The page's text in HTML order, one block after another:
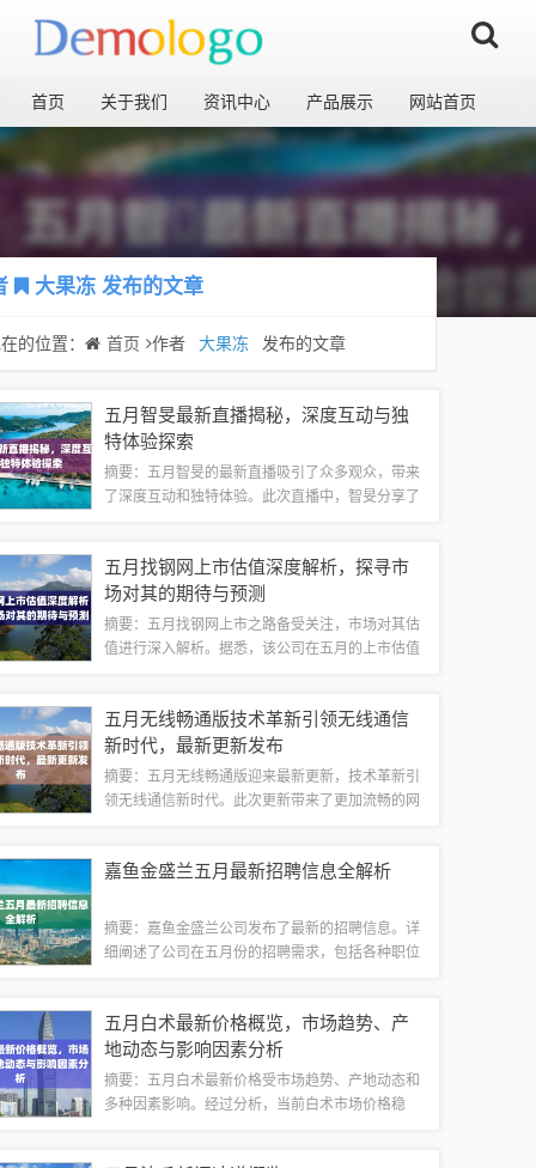
首页 关于我们 资讯中心 产品展示 网站首页
大果冻发布的文章
的位置： 首页 作者 大果冻 发布的文章
五月智旻最新直播揭秘，深度互动与独
特体验探索
摘要：五月智旻的最新直播吸引了众多观众，带来
了深度互动和独特体验。此次直播中，智旻分享了
以了解最新的资讯和动态，还能感受到独特的...
五月找钢网上市估值深度解析，探寻市
场对其的期待与预测
摘要：五月找钢网上市之路备受关注，市场对其估
值进行深入解析。据悉，该公司在五月的上市估值
行业中的地位，以揭示其上市估值的背后原因...
五月无线畅通版技术革新引领无线通信
新时代，最新更新发布
摘要：五月无线畅通版迎来最新更新，技术革新引
领无线通信新时代。此次更新带来了更加流畅的网
领域的发展，为用户带来更加智能、高效、便...
嘉鱼金盛兰五月最新招聘信息全解析
摘要：嘉鱼金盛兰公司发布了最新的招聘信息。详
细阐述了公司在五月份的招聘需求，包括各种职位
为公司寻找合适的人才提供了平台。公司概况...
五月白术最新价格概览，市场趋势、产
地动态与影响因素分析
摘要：五月白术最新价格受市场趋势、产地动态和
多种因素影响。经过分析，当前白术市场价格稳